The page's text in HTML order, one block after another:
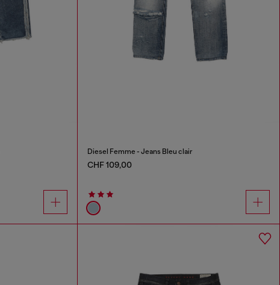
Diesel Femme - Jeans Bleu clair
CHF 109,00